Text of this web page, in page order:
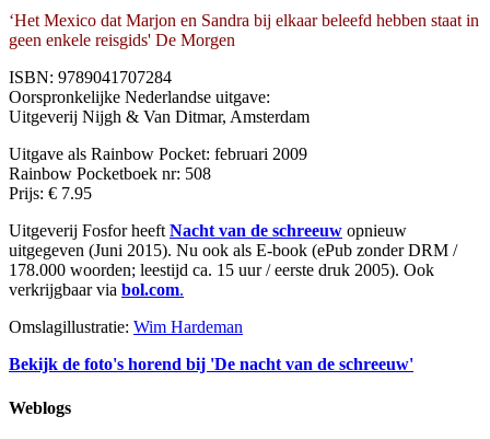
‘Het Mexico dat Marjon en Sandra bij elkaar beleefd hebben staat in
geen enkele reisgids' De Morgen
ISBN: 9789041707284
Oorspronkelijke Nederlandse uitgave:
Uitgeverij Nijgh & Van Ditmar, Amsterdam
Uitgave als Rainbow Pocket: februari 2009
Rainbow Pocketboek nr: 508
Prijs: € 7.95
Uitgeverij Fosfor heeft Nacht van de schreeuw opnieuw
uitgegeven (Juni 2015). Nu ook als E-book (ePub zonder DRM /
178.000 woorden; leestijd ca. 15 uur / eerste druk 2005). Ook
verkrijgbaar via bol.com.
Omslagillustratie: Wim Hardeman
Bekijk de foto's horend bij 'De nacht van de schreeuw'
Weblogs